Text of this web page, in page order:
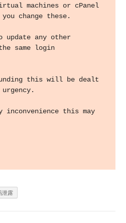
machines or cPanel
change these.
update any other
same login
this will be dealt
inconvenience this may
泄露